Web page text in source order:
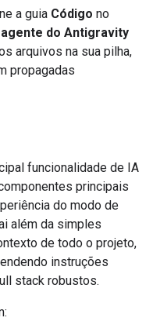
a guia Código no
agente do Antigravity
arquivos na sua pilha,
propagadas
funcionalidade de IA
principais
do modo de
além da simples
de todo o projeto,
instruções
stack robustos.